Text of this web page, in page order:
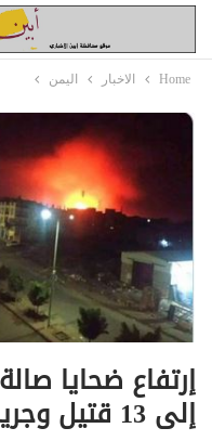
Home الاخبار اليمن
إرتفاع ضحايا
إلى 13 قتيل وجريح..!